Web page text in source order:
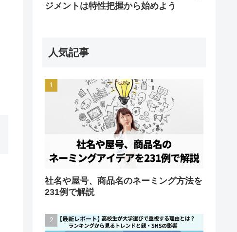
ジメントは特性把握から始めよう
人気記事
社名や屋号、商品名のネーミング方法を
231例で解説